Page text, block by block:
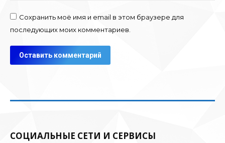
Сохранить моё имя и email в этом браузере для
последующих моих комментариев.
Оставить комментарий
СОЦИАЛЬНЫЕ СЕТИ И СЕРВИСЫ